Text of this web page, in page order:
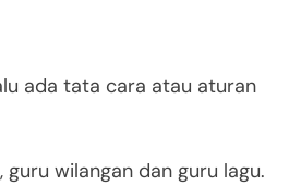
ada tata cara atau aturan
wilangan dan guru lagu.